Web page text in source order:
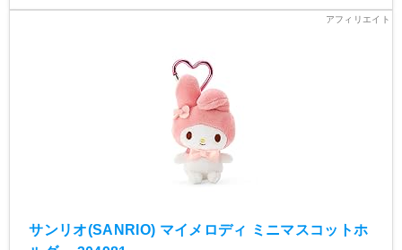
サンリオ(SANRIO) マイメロディ ミニマスコットホ